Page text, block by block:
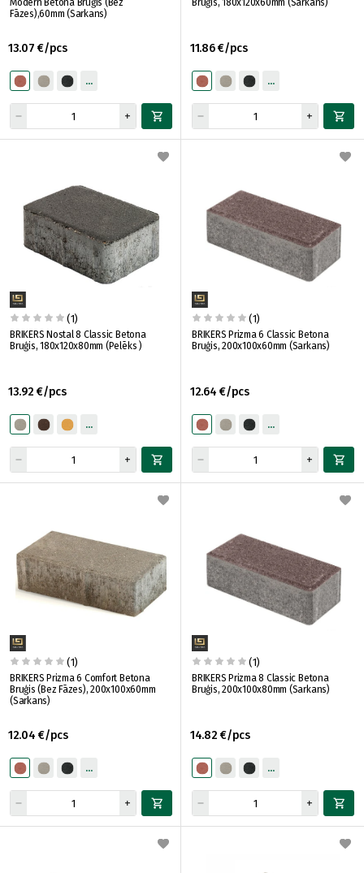
Modern Betona Bruģis (Bez
Fāzes),60mm (Sarkans)
13.07 €/pcs
Bruģis, 180x120x60mm (Sarkans)
11.86 €/pcs
(1)
BRIKERS Nostal 8 Classic Betona
Bruģis, 180x120x80mm (Pelēks )
13.92 €/pcs
(1)
BRIKERS Prizma 6 Classic Betona
Bruģis, 200x100x60mm (Sarkans)
12.64 €/pcs
(1)
BRIKERS Prizma 6 Comfort Betona
Bruģis (Bez Fāzes), 200x100x60mm
(Sarkans)
12.04 €/pcs
(1)
BRIKERS Prizma 8 Classic Betona
Bruģis, 200x100x80mm (Sarkans)
14.82 €/pcs